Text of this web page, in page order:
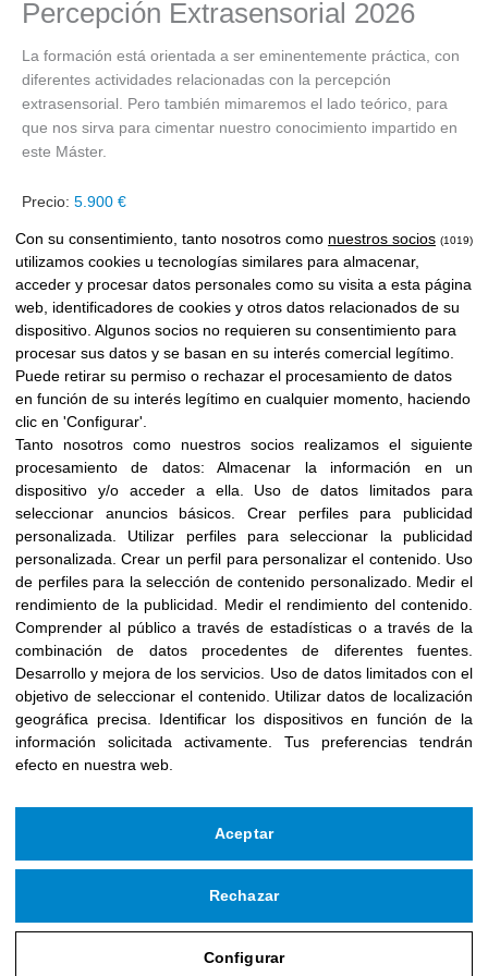
Percepción Extrasensorial 2026
La formación está orientada a ser eminentemente práctica, con
diferentes actividades relacionadas con la percepción
extrasensorial. Pero también mimaremos el lado teórico, para
que nos sirva para cimentar nuestro conocimiento impartido en
este Máster.
Precio: 5.900 €
¡¡PLAZAS LIMITADAS!!
Precio especial para antiguos alumnos.¡¡Contáctanos!!
Formas de pago
- Añadir al carrito
Copyright © 2026 Fundación Icloby
Con su consentimiento, tanto nosotros como nuestros socios (1019)
utilizamos cookies u tecnologías similares para almacenar,
acceder y procesar datos personales como su visita a esta página
web, identificadores de cookies y otros datos relacionados de su
dispositivo. Algunos socios no requieren su consentimiento para
procesar sus datos y se basan en su interés comercial legítimo.
Puede retirar su permiso o rechazar el procesamiento de datos
en función de su interés legítimo en cualquier momento, haciendo
clic en 'Configurar'.
Tanto nosotros como nuestros socios realizamos el siguiente
procesamiento de datos:Almacenar la información en un
dispositivo y/o acceder a ella
Uso de datos limitados para
seleccionar anuncios básicos .Crear perfiles para publicidad
personalizada
Utilizar perfiles para seleccionar la publicidad
personalizada .Crear un perfil para personalizar el contenido. Uso
de perfiles para la selección de contenido personalizado. Medir el
rendimiento de la publicidad
Medir el rendimiento del contenido
Comprender al público a través de estadísticas o a través de la
combinación de datos procedentes de diferentes fuentes
Desarrollo y mejora de los servicios
Uso de datos limitados con el
objetivo de seleccionar el contenido. Utilizar datos de localización
geográfica precisa
Identificar los dispositivos en función de la
información solicitada activamente
Tus preferencias tendrán
efecto en nuestra web.
Configurar
Rechazar
Aceptar